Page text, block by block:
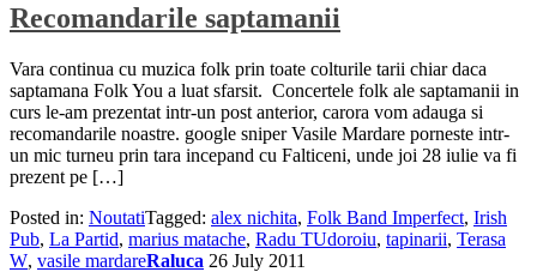
Recomandarile saptamanii
Vara continua cu muzica folk prin toate colturile tarii chiar daca
saptamana Folk You a luat sfarsit. Concertele folk ale saptamanii in
curs le-am prezentat intr-un post anterior, carora vom adauga si
recomandarile noastre. google sniper Vasile Mardare porneste intr-
un mic turneu prin tara incepand cu Falticeni, unde joi 28 iulie va fi
prezent pe […]
Posted in: NoutatiTagged: alex nichita, Folk Band Imperfect, Irish
Pub, La Partid, marius matache, Radu TUdoroiu, tapinarii, Terasa
W, vasile mardareRaluca 26 July 2011